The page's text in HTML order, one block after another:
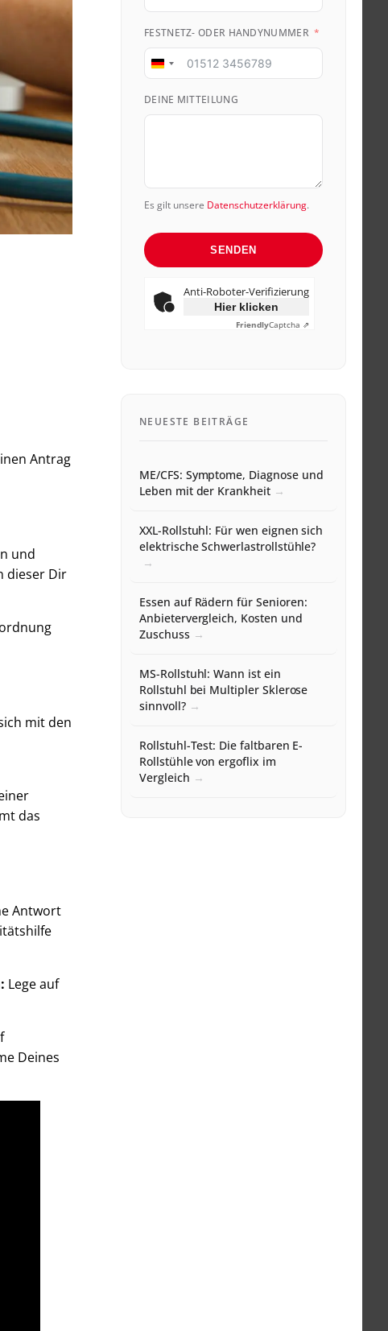
Antrag
und
dieser Dir
mit den
das
Antwort
Lege auf
Deines
FESTNETZ- ODER HANDYNUMMER
Germany
DEINE MITTEILUNG
Es gilt unsere Datenschutzerklärung.
SENDEN
Anti-Roboter-Verifizierung
Hier klicken
FriendlyCaptcha ⇗
NEUESTE BEITRÄGE
ME/CFS: Symptome, Diagnose und
Leben mit der Krankheit
XXL-Rollstuhl: Für wen eignen sich
elektrische Schwerlastrollstühle?
Essen auf Rädern für Senioren:
Anbietervergleich, Kosten und
Zuschuss
MS-Rollstuhl: Wann ist ein
Rollstuhl bei Multipler Sklerose
sinnvoll?
Rollstuhl-Test: Die faltbaren E-
Rollstühle von ergoflix im
Vergleich